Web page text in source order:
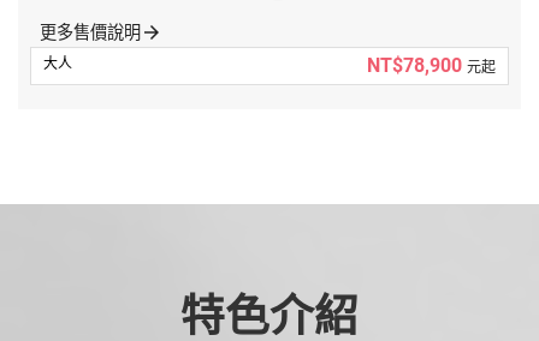
更多售價說明arrow_forward
NT$78,900 元起
特色介紹